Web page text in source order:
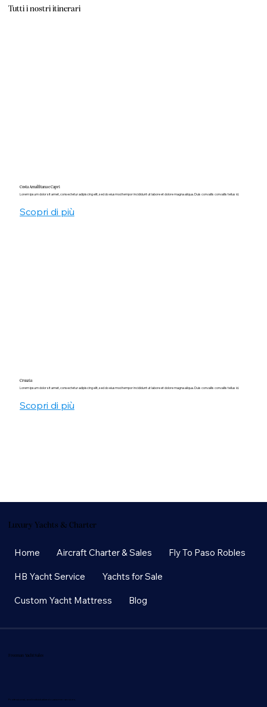
Tutti i nostri itinerari
Costa Amalfitana e Capri
Lorem ipsum dolor sit amet, consectetur adipiscing elit, sed do eiusmod tempor incididunt ut labore et dolore magna aliqua. Duis convallis convallis tellus id.
Scopri di più
Croazia
Lorem ipsum dolor sit amet, consectetur adipiscing elit, sed do eiusmod tempor incididunt ut labore et dolore magna aliqua. Duis convallis convallis tellus id.
Scopri di più
Home Aircraft Charter & Sales Fly To Paso Robles
HB Yacht Service Yachts for Sale
Custom Yacht Mattress Blog
Luxury Yachts & Charter
Professional, and individualized customer services.
Freeman Yacht Sales